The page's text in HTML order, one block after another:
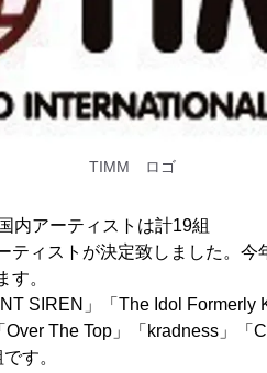
TIMM ロゴ
内アーティストは計19組
ティストが決定致しました。
す。
SIREN」「The Idol Formerly
The Top」「kradness」「
す。